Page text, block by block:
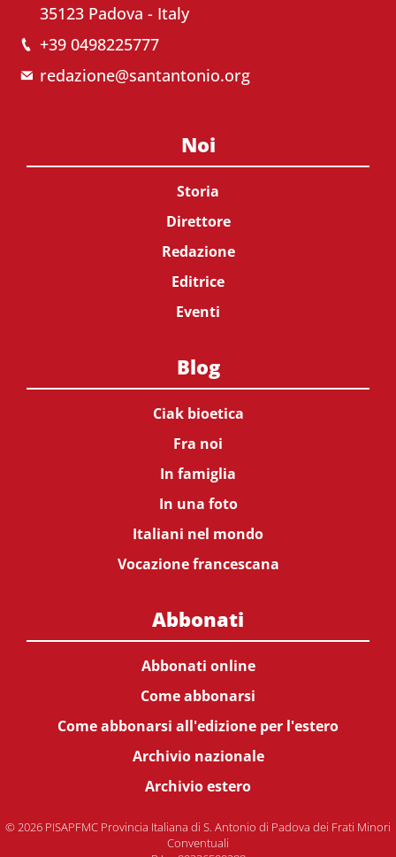
35123 Padova - Italy
+39 0498225777
redazione@santantonio.org
Noi
Storia
Direttore
Redazione
Editrice
Eventi
Blog
Ciak bioetica
Fra noi
In famiglia
In una foto
Italiani nel mondo
Vocazione francescana
Abbonati
Abbonati online
Come abbonarsi
Come abbonarsi all'edizione per l'estero
Archivio nazionale
Archivio estero
© 2026 PISAPFMC Provincia Italiana di S. Antonio di Padova dei Frati Minori
Conventuali